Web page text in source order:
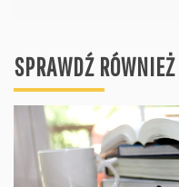
SPRAWDŹ RÓWNIEŻ